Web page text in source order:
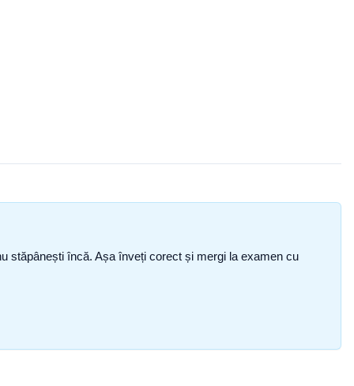
stăpânești încă. Așa înveți corect și mergi la examen cu